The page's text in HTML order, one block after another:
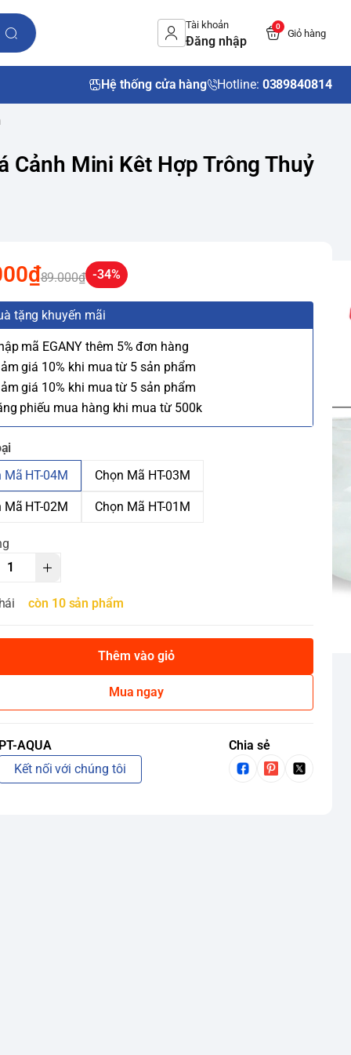
Tài khoản
Đăng nhập
0
Giỏ hàng
Hệ thống cửa hàng Hotline: 0389840814
Cảnh Mini Kêt Hợp Trông Thuỷ
89.000₫ -34%
tặng khuyến mãi
mã EGANY thêm 5% đơn hàng
giá 10% khi mua từ 5 sản phẩm
giá 10% khi mua từ 5 sản phẩm
phiếu mua hàng khi mua từ 500k
Mã HT-04M
Chọn Mã HT-03M
Mã HT-02M Chọn Mã HT-01M
còn 10 sản phẩm
Thêm vào giỏ
Mua ngay
AQUA
Kết nối với chúng tôi
Chia sẻ